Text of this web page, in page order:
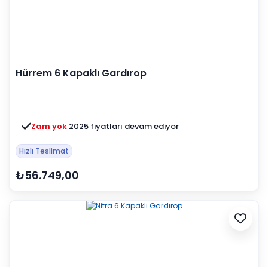
Hürrem 6 Kapaklı Gardırop
Zam yok 2025 fiyatları devam ediyor
Hızlı Teslimat
₺56.749,00